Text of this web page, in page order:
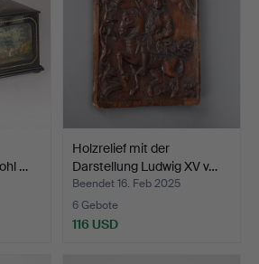
…
Holzrelief mit der
Darstellung Ludwig XV v…
Beendet 16. Feb 2025
6 Gebote
116 USD